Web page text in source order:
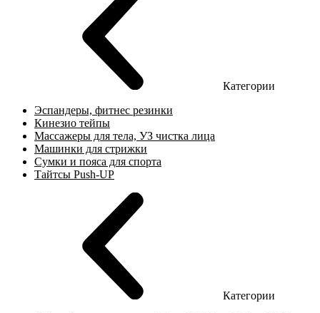
Категории
Эспандеры, фитнес резинки
Кинезио тейпы
Массажеры для тела, УЗ чистка лица
Машинки для стрижки
Сумки и пояса для спорта
Тайтсы Push-UP
Категории